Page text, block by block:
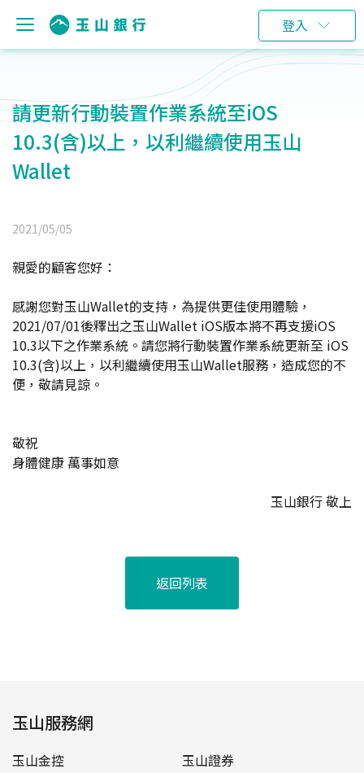
登入
請更新行動裝置作業系統至iOS
10.3(含)以上，以利繼續使用玉山
Wallet
2021/05/05
親愛的顧客您好：
感謝您對玉山Wallet的支持，為提供更佳使用體驗，
2021/07/01後釋出之玉山Wallet iOS版本將不再支援iOS
10.3以下之作業系統。請您將行動裝置作業系統更新至 iOS
10.3(含)以上，以利繼續使用玉山Wallet服務，造成您的不
便，敬請見諒。
敬祝
身體健康 萬事如意
玉山銀行 敬上
返回列表
玉山服務網
玉山金控
玉山證券